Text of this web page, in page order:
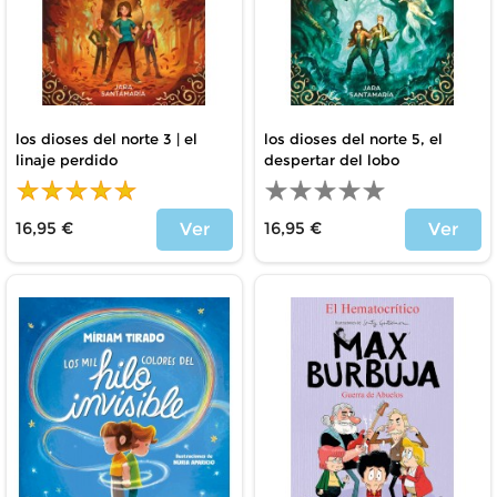
los dioses del norte 3 | el
linaje perdido
16,95 €
Ver
los dioses del norte 5, el
despertar del lobo
16,95 €
Ver